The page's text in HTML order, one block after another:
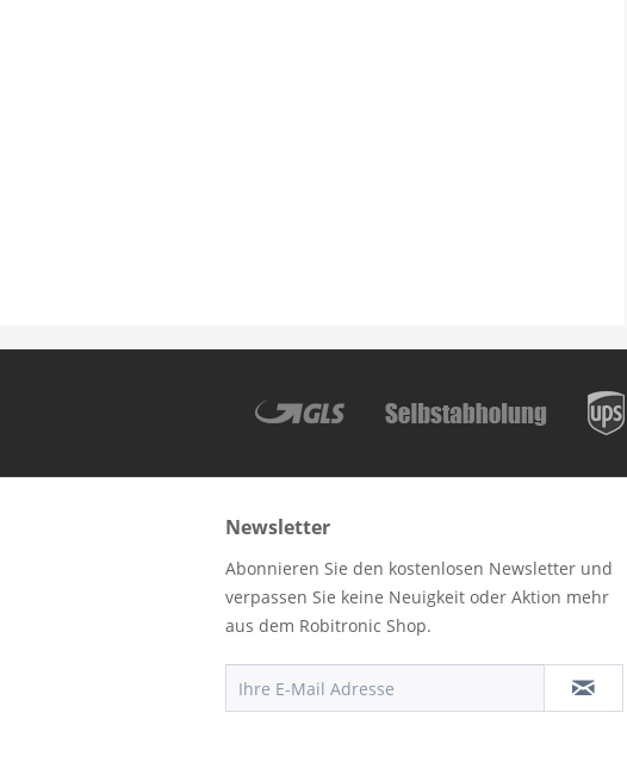
Newsletter
Abonnieren Sie den kostenlosen Newsletter und
verpassen Sie keine Neuigkeit oder Aktion mehr
aus dem Robitronic Shop.